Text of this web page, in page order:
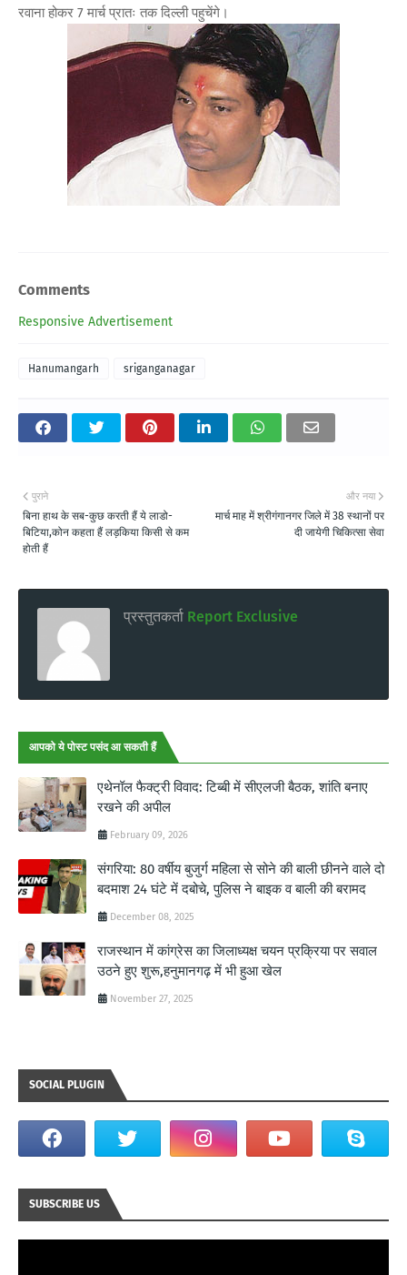
रवाना होकर 7 मार्च प्रातः तक दिल्ली पहुचेंगे।
Comments
Responsive Advertisement
Hanumangarh sriganganagar
और नया
मार्च माह में श्रीगंगानगर जिले में 38 स्थानों पर
दी जायेगी चिकित्सा सेवा
पुराने
बिना हाथ के सब-कुछ करती हैं ये लाडो-
बिटिया,कोन कहता हैं लड़किया किसी से कम
होती हैं
प्रस्तुतकर्ता Report Exclusive
आपको ये पोस्ट पसंद आ सकती हैं
एथेनॉल फैक्ट्री विवाद: टिब्बी में सीएलजी बैठक, शांति बनाए
रखने की अपील
February 09, 2026
संगरिया: 80 वर्षीय बुजुर्ग महिला से सोने की बाली छीनने वाले दो
बदमाश 24 घंटे में दबोचे, पुलिस ने बाइक व बाली की बरामद
December 08, 2025
राजस्थान में कांग्रेस का जिलाध्यक्ष चयन प्रक्रिया पर सवाल
उठने हुए शुरू,हनुमानगढ़ में भी हुआ खेल
November 27, 2025
SOCIAL PLUGIN
SUBSCRIBE US